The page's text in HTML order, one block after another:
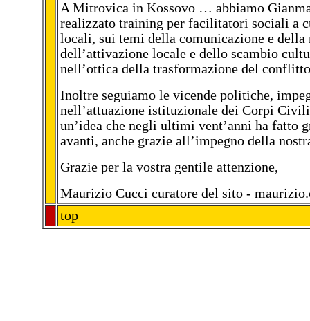
A Mitrovica in Kossovo … abbiamo
realizzato training per facilitatori sociali a
locali, sui temi della comunicazione e della
dell’attivazione locale e dello scambio
nell’ottica della trasformazione del
Inoltre seguiamo le vicende politiche,
nell’attuazione istituzionale dei Corpi
un’idea che negli ultimi vent’anni ha fatto
avanti, anche grazie all’impegno della
Grazie per la vostra gentile attenzione,
Maurizio Cucci curatore del sito -
top